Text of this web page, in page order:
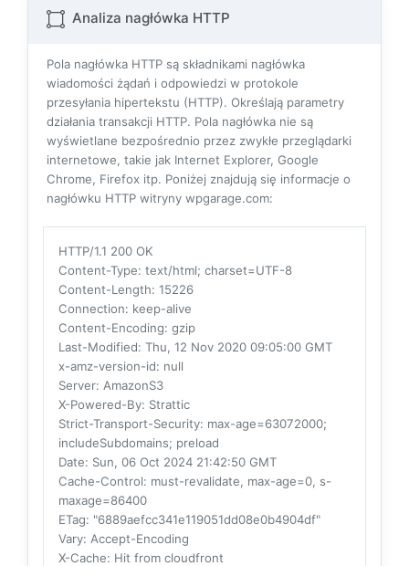
Analiza nagłówka HTTP
Pola nagłówka HTTP są składnikami nagłówka
wiadomości żądań i odpowiedzi w protokole
przesyłania hipertekstu (HTTP). Określają parametry
działania transakcji HTTP. Pola nagłówka nie są
wyświetlane bezpośrednio przez zwykłe przeglądarki
internetowe, takie jak Internet Explorer, Google
Chrome, Firefox itp. Poniżej znajdują się informacje o
nagłówku HTTP witryny wpgarage.com:
HTTP/1.1 200 OK
Content-Type: text/html; charset=UTF-8
Content-Length: 15226
Connection: keep-alive
Content-Encoding: gzip
Last-Modified: Thu, 12 Nov 2020 09:05:00 GMT
x-amz-version-id: null
Server: AmazonS3
X-Powered-By: Strattic
Strict-Transport-Security: max-age=63072000;
includeSubdomains; preload
Date: Sun, 06 Oct 2024 21:42:50 GMT
Cache-Control: must-revalidate, max-age=0, s-
maxage=86400
ETag: "6889aefcc341e119051dd08e0b4904df"
Vary: Accept-Encoding
X-Cache: Hit from cloudfront